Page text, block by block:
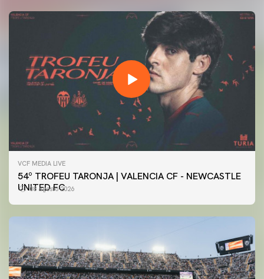
VCF MEDIA LIVE
54º TROFEU TARONJA | VALENCIA CF - NEWCASTLE
UNITED FC
08 agosto 2026